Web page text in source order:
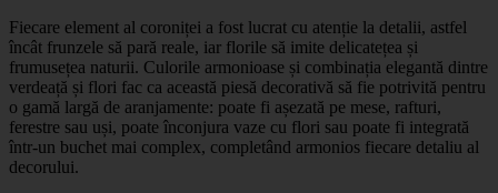
Fiecare element al coroniței a fost lucrat cu atenție la detalii, astfel
încât frunzele să pară reale, iar florile să imite delicatețea și
frumusețea naturii. Culorile armonioase și combinația elegantă dintre
verdeață și flori fac ca această piesă decorativă să fie potrivită pentru
o gamă largă de aranjamente: poate fi așezată pe mese, rafturi,
ferestre sau uși, poate înconjura vaze cu flori sau poate fi integrată
într-un buchet mai complex, completând armonios fiecare detaliu al
decorului.